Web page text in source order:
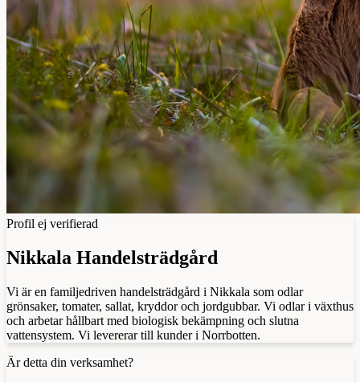
Profil ej verifierad
Nikkala Handelsträdgård
Vi är en familjedriven handelsträdgård i Nikkala som odlar
grönsaker, tomater, sallat, kryddor och jordgubbar. Vi odlar i växthus
och arbetar hållbart med biologisk bekämpning och slutna
vattensystem. Vi levererar till kunder i Norrbotten.
Är detta din verksamhet?